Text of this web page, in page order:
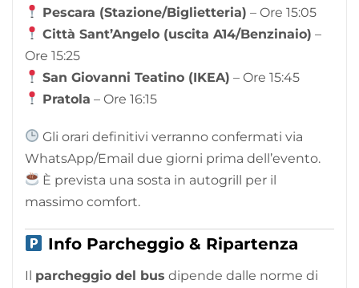
Pescara (Stazione/Biglietteria) – Ore 15:05
Città Sant’Angelo (uscita A14/Benzinaio) –
Ore 15:25
San Giovanni Teatino (IKEA) – Ore 15:45
Pratola – Ore 16:15
Gli orari definitivi verranno confermati via
WhatsApp/Email due giorni prima dell’evento.
È prevista una sosta in autogrill per il
massimo comfort.
Info Parcheggio & Ripartenza
Il parcheggio del bus dipende dalle norme di